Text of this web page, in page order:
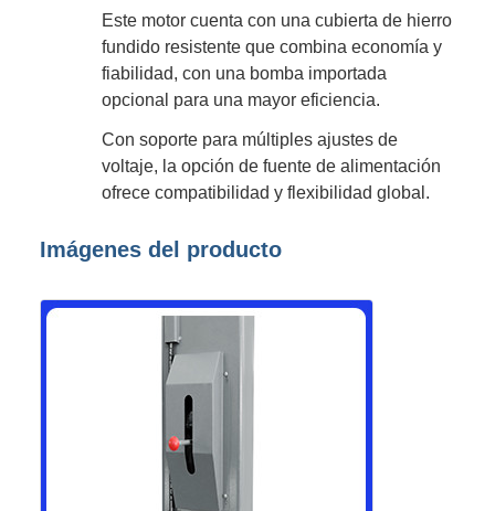
Este motor cuenta con una cubierta de hierro
fundido resistente que combina economía y
fiabilidad, con una bomba importada
opcional para una mayor eficiencia.
Con soporte para múltiples ajustes de
voltaje, la opción de fuente de alimentación
ofrece compatibilidad y flexibilidad global.
Imágenes del producto